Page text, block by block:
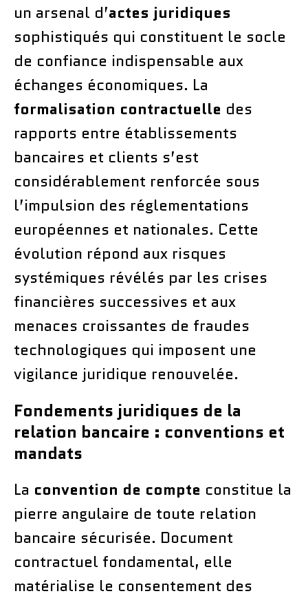
un arsenal d’actes juridiques
sophistiqués qui constituent le socle
de confiance indispensable aux
échanges économiques. La
formalisation contractuelle des
rapports entre établissements
bancaires et clients s’est
considérablement renforcée sous
l’impulsion des réglementations
européennes et nationales. Cette
évolution répond aux risques
systémiques révélés par les crises
financières successives et aux
menaces croissantes de fraudes
technologiques qui imposent une
vigilance juridique renouvelée.
Fondements juridiques de la
relation bancaire : conventions et
mandats
La convention de compte constitue la
pierre angulaire de toute relation
bancaire sécurisée. Document
contractuel fondamental, elle
matérialise le consentement des